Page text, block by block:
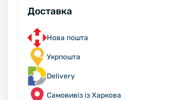
Доставка
Нова пошта
Укрпошта
Delivery
Самовивіз із Харкова